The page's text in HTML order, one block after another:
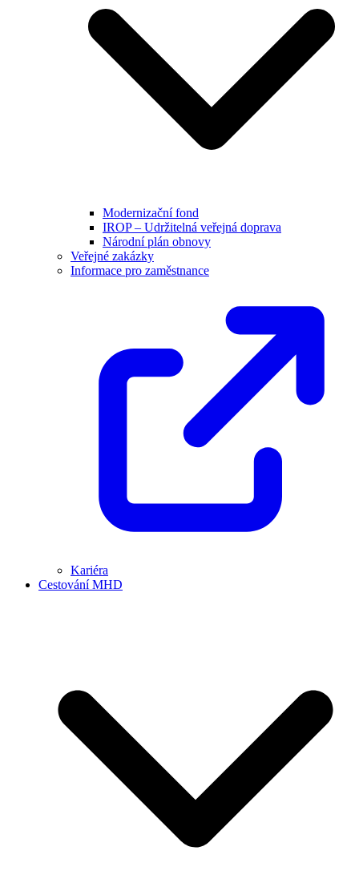
Modernizační fond
IROP – Udržitelná veřejná doprava
Národní plán obnovy
Veřejné zakázky
Informace pro zaměstnance
Kariéra
Cestování MHD